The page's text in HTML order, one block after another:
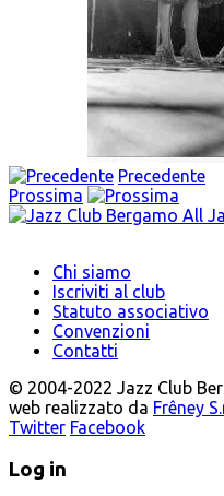
Precedente
Prossima
Chi siamo
Iscriviti al club
Statuto associativo
Convenzioni
Contatti
© 2004-2022 Jazz Club
web realizzato da Frêney
Twitter Facebook
Log in